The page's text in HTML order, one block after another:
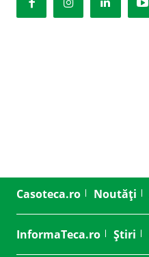
Casoteca.ro Noutăți
InformaTeca.ro Știri